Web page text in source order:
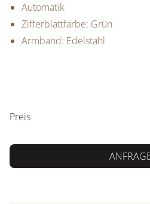
Automatik
Zifferblattfarbe: Grün
Armband: Edelstahl
Preis